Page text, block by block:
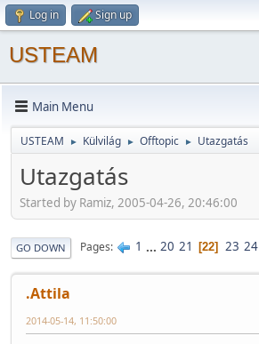
Log in Sign up
USTEAM
Main Menu
USTEAM ► Külvilág ► Offtopic ► Utazgatás
Utazgatás
Started by Ramiz, 2005-04-26, 20:46:00
GO DOWN Pages 1 ... 20 21 22 23 24
.Attila
2014-05-14, 11:50:00